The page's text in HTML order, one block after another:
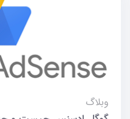
وبلاگ